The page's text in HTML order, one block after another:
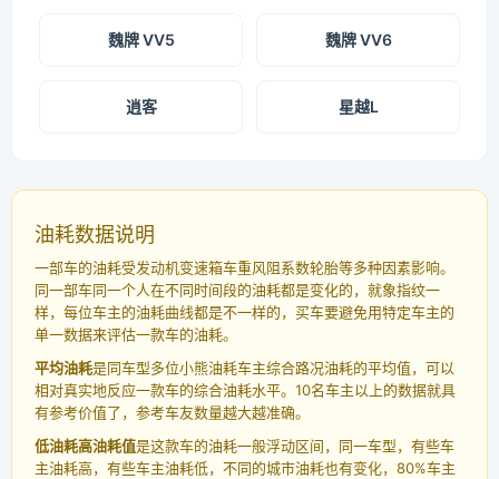
魏牌 VV5 魏牌 VV6
逍客 星越L
油耗数据说明
一部车的油耗受发动机变速箱车重风阻系数轮胎等多种因素影响。
同一部车同一个人在不同时间段的油耗都是变化的，就象指纹一
样，每位车主的油耗曲线都是不一样的，买车要避免用特定车主的
单一数据来评估一款车的油耗。
平均油耗是同车型多位小熊油耗车主综合路况油耗的平均值，可以
相对真实地反应一款车的综合油耗水平。10名车主以上的数据就具
有参考价值了，参考车友数量越大越准确。
低油耗高油耗值是这款车的油耗一般浮动区间，同一车型，有些车
主油耗高，有些车主油耗低，不同的城市油耗也有变化，80%车主